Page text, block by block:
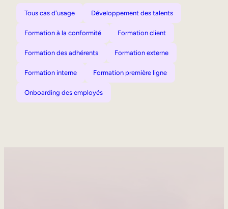
Tous cas d'usage Développement des talents
Formation à la conformité Formation client
Formation des adhérents Formation externe
Formation interne Formation première ligne
Onboarding des employés